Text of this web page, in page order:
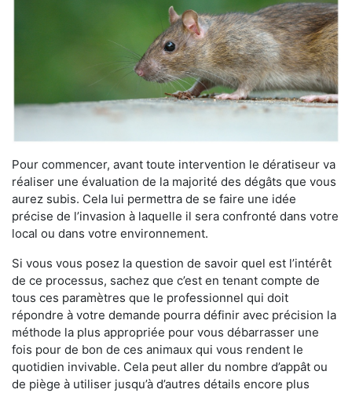
Pour commencer, avant toute intervention le dératiseur va
réaliser une évaluation de la majorité des dégâts que vous
aurez subis. Cela lui permettra de se faire une idée
précise de l’invasion à laquelle il sera confronté dans votre
local ou dans votre environnement.
Si vous vous posez la question de savoir quel est l’intérêt
de ce processus, sachez que c’est en tenant compte de
tous ces paramètres que le professionnel qui doit
répondre à votre demande pourra définir avec précision la
méthode la plus appropriée pour vous débarrasser une
fois pour de bon de ces animaux qui vous rendent le
quotidien invivable. Cela peut aller du nombre d’appât ou
de piège à utiliser jusqu’à d’autres détails encore plus